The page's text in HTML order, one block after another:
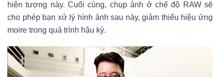
hiện tượng này. Cuối cùng, chụp ảnh ở chế độ RAW sẽ
cho phép bạn xử lý hình ảnh sau này, giảm thiểu hiệu ứng
moire trong quá trình hậu kỳ.